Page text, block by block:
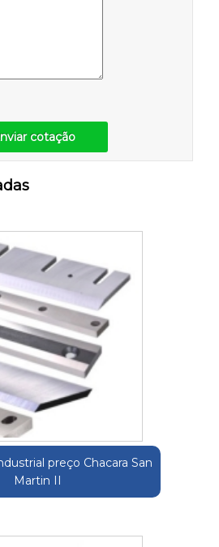
cotação
preço Chacara San
Martin II